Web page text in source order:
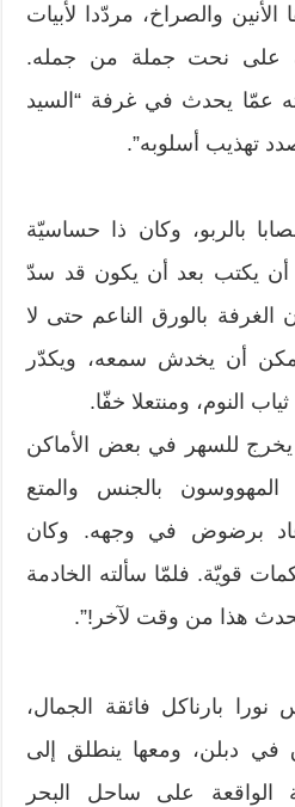
الأنين والصراخ، مردّدا لأبيات
على نحت جملة من جمله.
عمّا يحدث في غرفة “السيد
تهذيب أسلوبه”.
بالربو، وكان ذا حساسيّة
يكتب بعد أن يكون قد سدّ
الغرفة بالورق الناعم حتى لا
أن يخدش سمعه، ويكدّر
النوم، ومنتعلا خفّا.
يخرج للسهر في بعض الأماكن
المهووسون بالجنس والمتع
برضوض في وجهه. وكان
قويّة. فلمّا سألته الخادمة
هذا من وقت لآخر!”.
بارناكل فائقة الجمال،
في دبلن، ومعها ينطلق إلى
الواقعة على ساحل البحر